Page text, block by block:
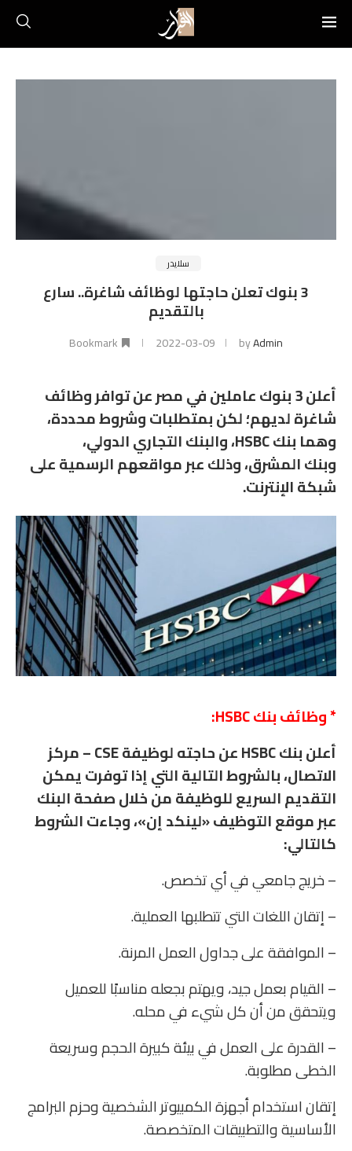
سلايدر
3 بنوك تعلن حاجتها لوظائف شاغرة.. سارع
بالتقديم
byAdmin
2022-03-09
Bookmark
أعلن 3 بنوك عاملين في مصر عن توافر وظائف
شاغرة لديهم؛ لكن بمتطلبات وشروط محددة،
وهما بنك HSBC، والبنك التجاري الدولي،
وبنك المشرق، وذلك عبر مواقعهم الرسمية على
شبكة الإنترنت.
* وظائف بنكHSBC
:
أعلن بنك HSBC عن حاجته لوظيفة CSE – مركز
الاتصال، بالشروط التالية التي إذا توفرت يمكن
التقديم السريع للوظيفة من خلال صفحة البنك
عبر موقع التوظيف «لينكد إن»، وجاءت الشروط
كالتالي:
– خريج جامعي في أي تخصص.
– إتقان اللغات التي تتطلبها العملية.
– الموافقة على جداول العمل المرنة.
– القيام بعمل جيد، ويهتم بجعله مناسبًا للعميل
ويتحقق من أن كل شيء في محله.
– القدرة على العمل في بيئة كبيرة الحجم وسريعة
الخطى مطلوبة.
إتقان استخدام أجهزة الكمبيوتر الشخصية وحزم البرامج
الأساسية والتطبيقات المتخصصة.